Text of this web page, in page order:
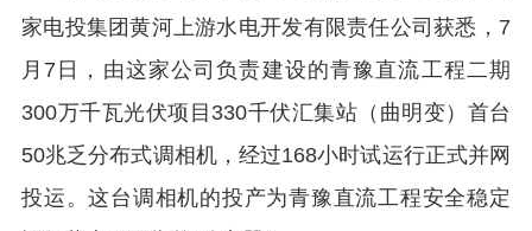
家电投集团黄河上游水电开发有限责任公司获悉，7
月7日，由这家公司负责建设的青豫直流工程二期
300万千瓦光伏项目330千伏汇集站（曲明变）首台
50兆乏分布式调相机，经过168小时试运行正式并网
投运。这台调相机的投产为青豫直流工程安全稳定